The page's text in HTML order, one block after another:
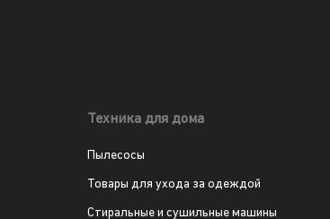
Техника для дома
Пылесосы
Товары для ухода за одеждой
Стиральные и сушильные машины